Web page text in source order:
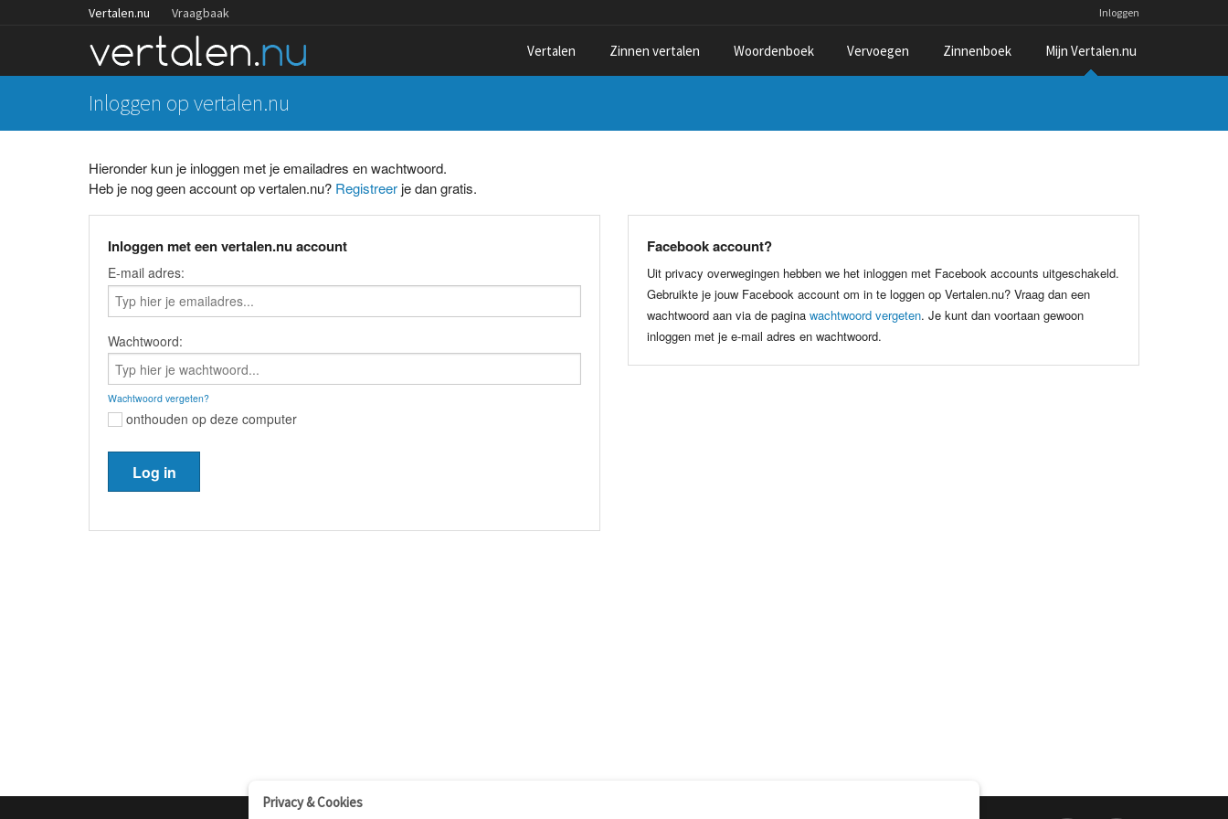
Vertalen.nu Vraagbaak Inloggen
Vertalen Zinnen vertalen Woordenboek Vervoegen Zinnenboek Mijn Vertalen.nu
Inloggen op vertalen.nu
Hieronder kun je inloggen met je emailadres en wachtwoord.
Heb je nog geen account op vertalen.nu? Registreerje dan gratis.
Inloggen met een vertalen.nu account
E-mail adres:
Wachtwoord:
Wachtwoord vergeten?
onthouden op deze computer
Facebook account?
Uit privacy overwegingen hebben we het inloggen met Facebook accounts uitgeschakeld.
Gebruikte je jouw Facebook account om in te loggen op Vertalen.nu? Vraag dan een
wachtwoord aan via de pagina wachtwoord vergeten. Je kunt dan voortaan gewoon
inloggen met je e-mail adres en wachtwoord.
Privacy & Cookies